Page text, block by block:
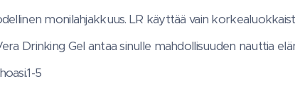
monilahjakkuus. LR käyttää vain
Drinking Gel antaa sinulle mahdollisuuden nauttia
5